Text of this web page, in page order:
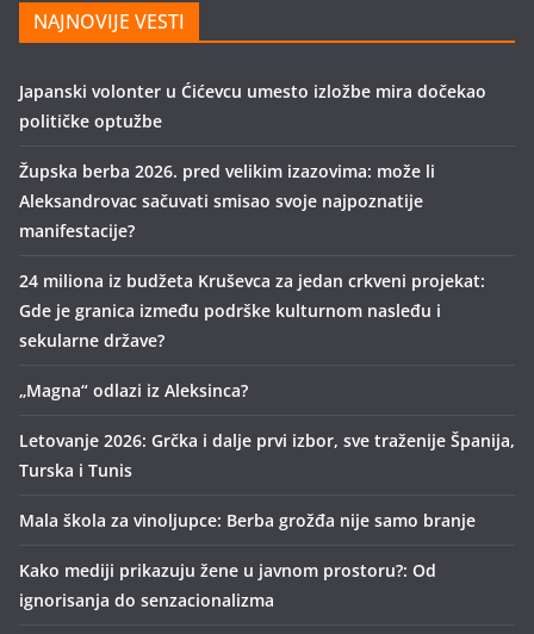
NAJNOVIJE VESTI
Japanski volonter u Ćićevcu umesto izložbe mira dočekao
političke optužbe
Župska berba 2026. pred velikim izazovima: može li
Aleksandrovac sačuvati smisao svoje najpoznatije
manifestacije?
24 miliona iz budžeta Kruševca za jedan crkveni projekat:
Gde je granica između podrške kulturnom nasleđu i
sekularne države?
„Magna“ odlazi iz Aleksinca?
Letovanje 2026: Grčka i dalje prvi izbor, sve traženije Španija,
Turska i Tunis
Mala škola za vinoljupce: Berba grožđa nije samo branje
Kako mediji prikazuju žene u javnom prostoru?: Od
ignorisanja do senzacionalizma